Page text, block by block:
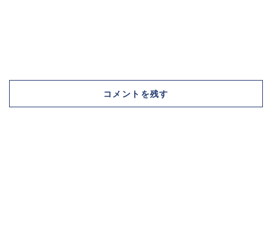
コメントを残す